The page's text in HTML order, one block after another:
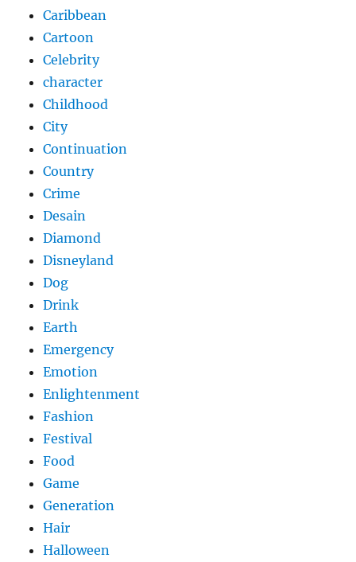
Caribbean
Cartoon
Celebrity
character
Childhood
City
Continuation
Country
Crime
Desain
Diamond
Disneyland
Dog
Drink
Earth
Emergency
Emotion
Enlightenment
Fashion
Festival
Food
Game
Generation
Hair
Halloween